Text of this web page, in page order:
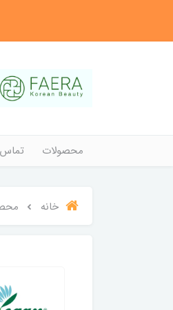
محصولات تماس
خانه